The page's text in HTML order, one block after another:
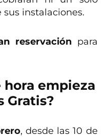
instalaciones.
reservaciónpara
hora empieza
Gratis?
, desde las 10 de